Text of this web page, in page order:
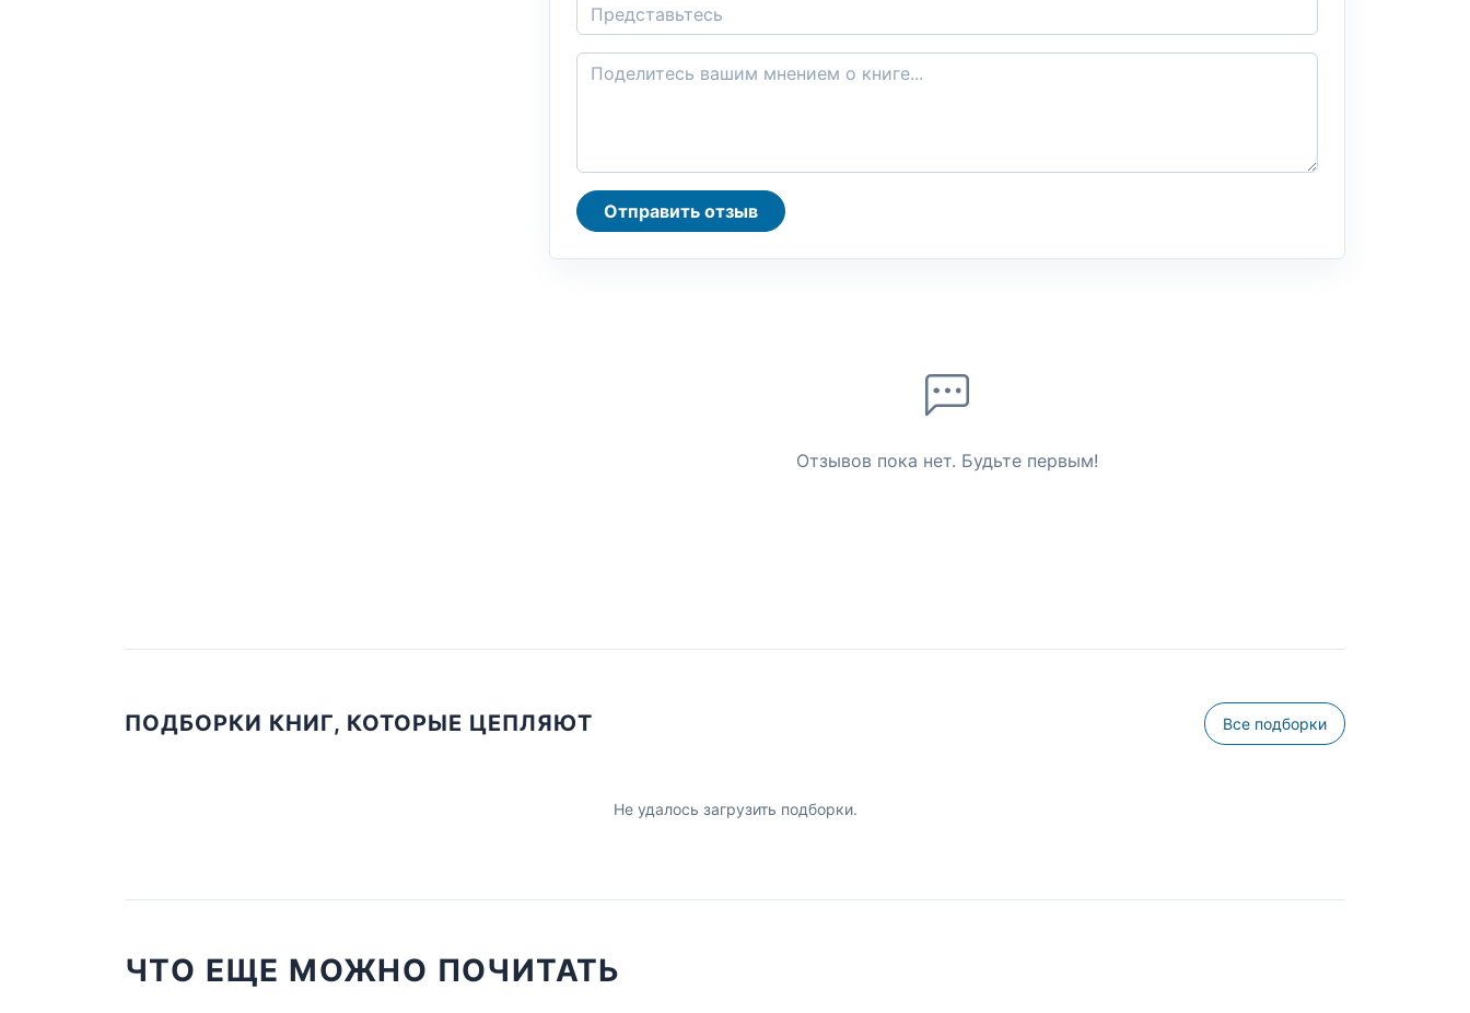
Отправить отзыв
Отзывов пока нет. Будьте первым!
ПОДБОРКИ КНИГ, КОТОРЫЕ ЦЕПЛЯЮТ Все подборки
Не удалось загрузить подборки.
ЧТО ЕЩЕ МОЖНО ПОЧИТАТЬ